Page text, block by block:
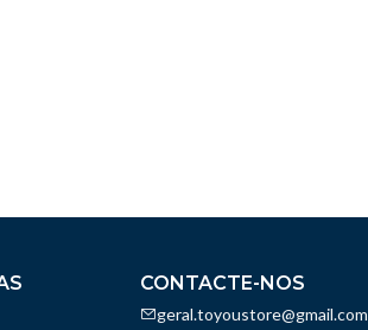
CONTACTE-NOS
geral.toyoustore@gmail.com